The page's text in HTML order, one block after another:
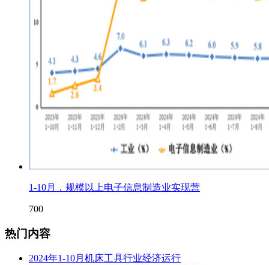
1-10月，规模以上电子信息制造业实现营
700
热门内容
2024年1-10月机床工具行业经济运行